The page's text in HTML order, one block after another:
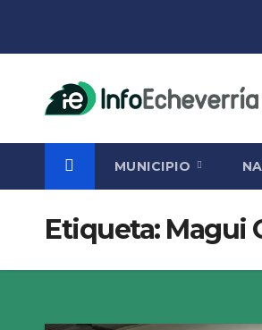
MUNICIPIO
Etiqueta: Magui